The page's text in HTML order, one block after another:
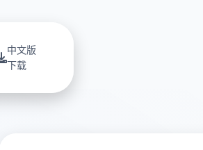
中文版
下载